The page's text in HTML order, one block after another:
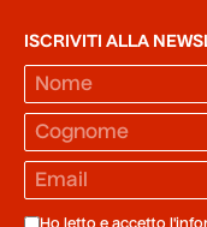
ISCRIVITI ALLA